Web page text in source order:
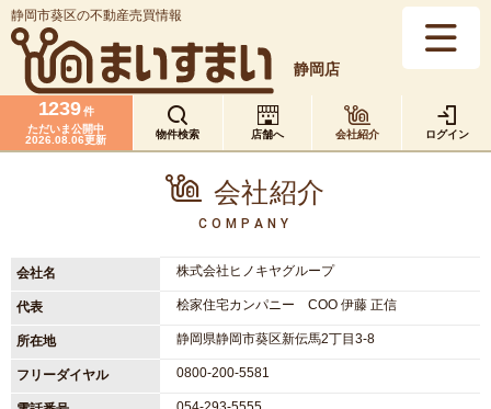
静岡市葵区の不動産売買情報
静岡店
1239 件
ただいま公開中
2026.08.06更新
物件検索 店舗へ 会社紹介 ログイン
会社紹介
COMPANY
会社名 株式会社ヒノキヤグループ
代表 桧家住宅カンパニー COO 伊藤 正信
所在地 静岡県静岡市葵区新伝馬2丁目3-8
フリーダイヤル 0800-200-5581